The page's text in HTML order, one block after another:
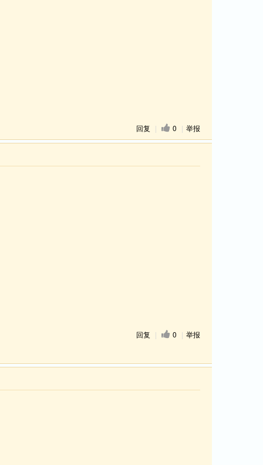
回复 | 0 | 举报
回复 | 0 | 举报